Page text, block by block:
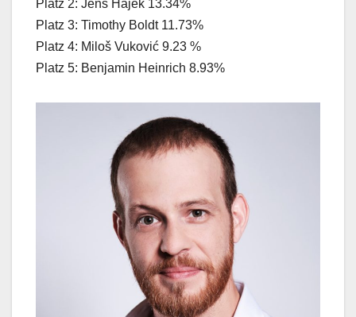
Platz 2: Jens Hajek 13.34%
Platz 3: Timothy Boldt 11.73%
Platz 4: Miloš Vuković 9.23 %
Platz 5: Benjamin Heinrich 8.93%